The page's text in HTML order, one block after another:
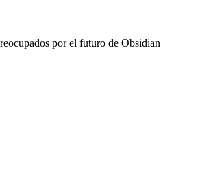
por el futuro de Obsidian